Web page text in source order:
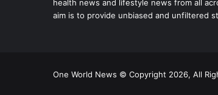
health news and lifestyle news from all
aim is to provide unbiased and unfiltered
One World News © Copyright 2026, All